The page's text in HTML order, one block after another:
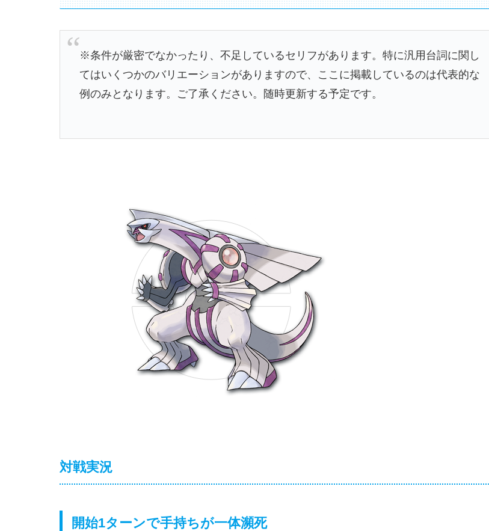
※条件が厳密でなかったり、不足しているセリフがあります。特に汎用台詞に関し
てはいくつかのバリエーションがありますので、ここに掲載しているのは代表的な
例のみとなります。ご了承ください。随時更新する予定です。
対戦実況
開始1ターンで手持ちが一体瀕死